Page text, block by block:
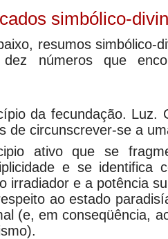
simbólico-
resumos simbólico-
números que
da fecundação. Luz.
de circunscrever-se a
ativo que se
e se identifica
irradiador e a potência
ao estado
(e, em conseqüência,